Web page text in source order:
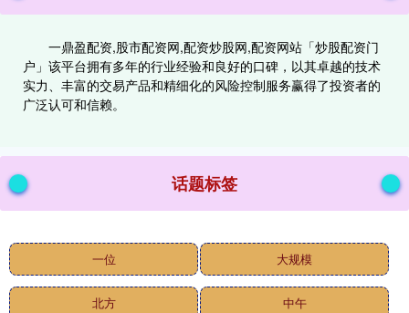
一鼎盈配资,股市配资网,配资炒股网,配资网站「炒股配资门
户」该平台拥有多年的行业经验和良好的口碑，以其卓越的技术
实力、丰富的交易产品和精细化的风险控制服务赢得了投资者的
广泛认可和信赖。
话题标签
一位 大规模
北方 中午